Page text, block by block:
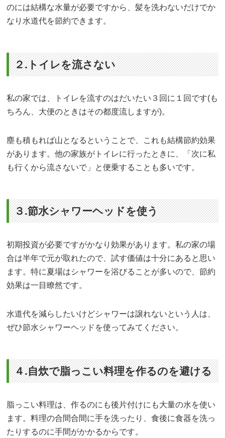
のには結構な水量が必要ですから、髪を洗わないだけでか
なり水道代を節約できます。
２.トイレを流さない
私の家では、トイレを流すのはだいたい３回に１回です(も
ちろん、大便のときはその都度流しますが)。
塵も積もれば山となるということで、これも結構節約効果
があります。他の家族がトイレに行ったときに、「次に私
も行くから流さないで」と便乗することも多いです。
３.節水シャワーヘッドを使う
初期投資が必要ですがかなり効果があります。私の家の場
合は半年で元が取れたので、試す価値は十分にあると思い
ます。特に夏場はシャワーを浴びることが多いので、節約
効果は一目瞭然です。
水道代を減らしたいけどシャワーは譲れないという人は、
ぜひ節水シャワーヘッドを使ってみてください。
４.自炊で脂っこい料理を作るのを避ける
脂っこい料理は、作るのにも後片付けにも大量の水を使い
ます。料理の合間合間に手を洗ったり、食後に食器を洗っ
たりするのに手間がかかるからです。